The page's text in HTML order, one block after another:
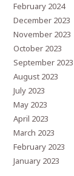
February 2024
December 2023
November 2023
October 2023
September 2023
August 2023
July 2023
May 2023
April 2023
March 2023
February 2023
January 2023